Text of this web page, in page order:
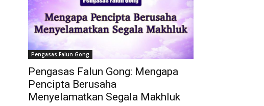
Pengasas Falun Gong
Pengasas Falun Gong: Mengapa
Pencipta Berusaha
Menyelamatkan Segala Makhluk